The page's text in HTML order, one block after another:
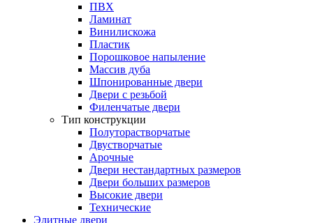
ПВХ
Ламинат
Винилискожа
Пластик
Порошковое напыление
Массив дуба
Шпонированные двери
Двери с резьбой
Филенчатые двери
Тип конструкции
Полуторастворчатые
Двустворчатые
Арочные
Двери нестандартных размеров
Двери больших размеров
Высокие двери
Технические
Элитные двери